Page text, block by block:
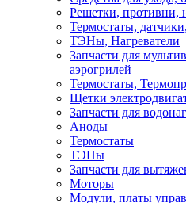
Решетки, противни,
Термостаты,
ТЭНы, Нагреватели
Запчасти для
аэрогрилей
Термостаты,
Щетки
Запчасти для
Аноды
Термостаты
ТЭНы
Запчасти для
Моторы
Модули, платы